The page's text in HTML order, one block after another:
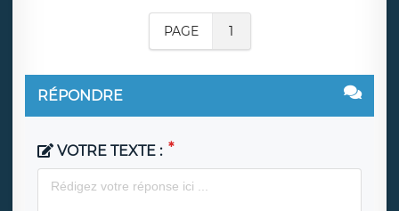
PAGE 1
RÉPONDRE
VOTRE TEXTE :